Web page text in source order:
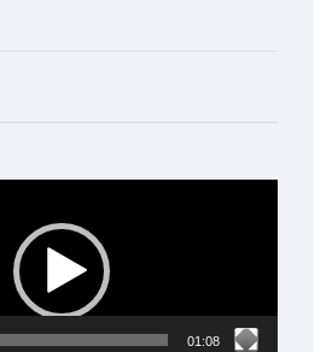
01:08